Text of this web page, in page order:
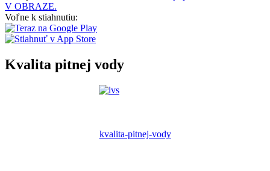
V OBRAZE.
Voľne k stiahnutiu:
Kvalita pitnej vody
kvalita-pitnej-vody